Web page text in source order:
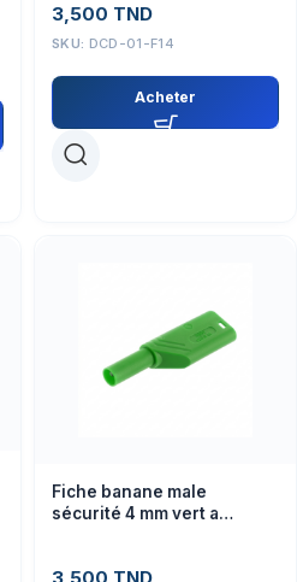
3,500 TND
SKU: DCD-01-F14
Acheter
Fiche banane male
sécurité 4 mm vert a